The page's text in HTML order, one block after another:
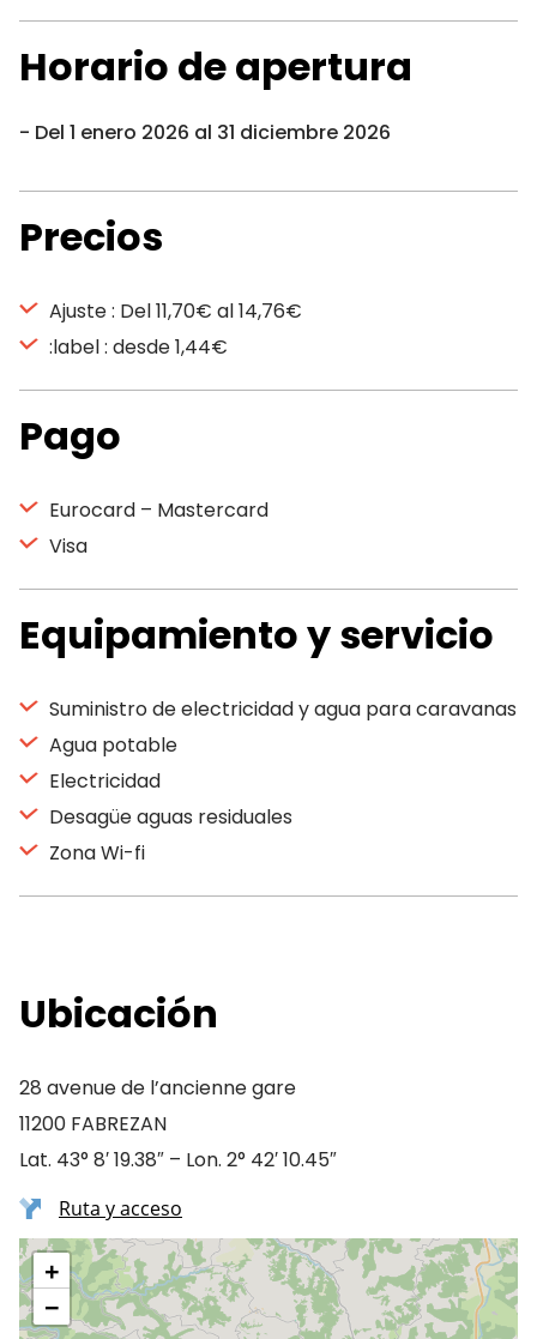
Horario de apertura
Del 1 enero 2026 al 31 diciembre 2026
Precios
Ajuste : Del 11,70€ al 14,76€
:label : desde 1,44€
Pago
Eurocard – Mastercard
Visa
Equipamiento y servicio
Suministro de electricidad y agua para caravanas
Agua potable
Electricidad
Desagüe aguas residuales
Zona Wi-fi
Ubicación
28 avenue de l’ancienne gare
11200 FABREZAN
Lat. 43° 8′ 19.38″ – Lon. 2° 42′ 10.45″
Ruta y acceso
+
−